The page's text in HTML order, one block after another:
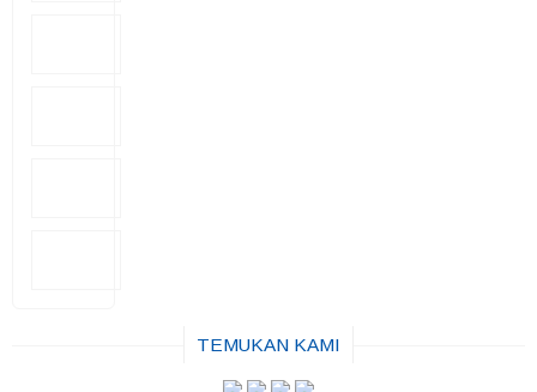
TEMUKAN KAMI